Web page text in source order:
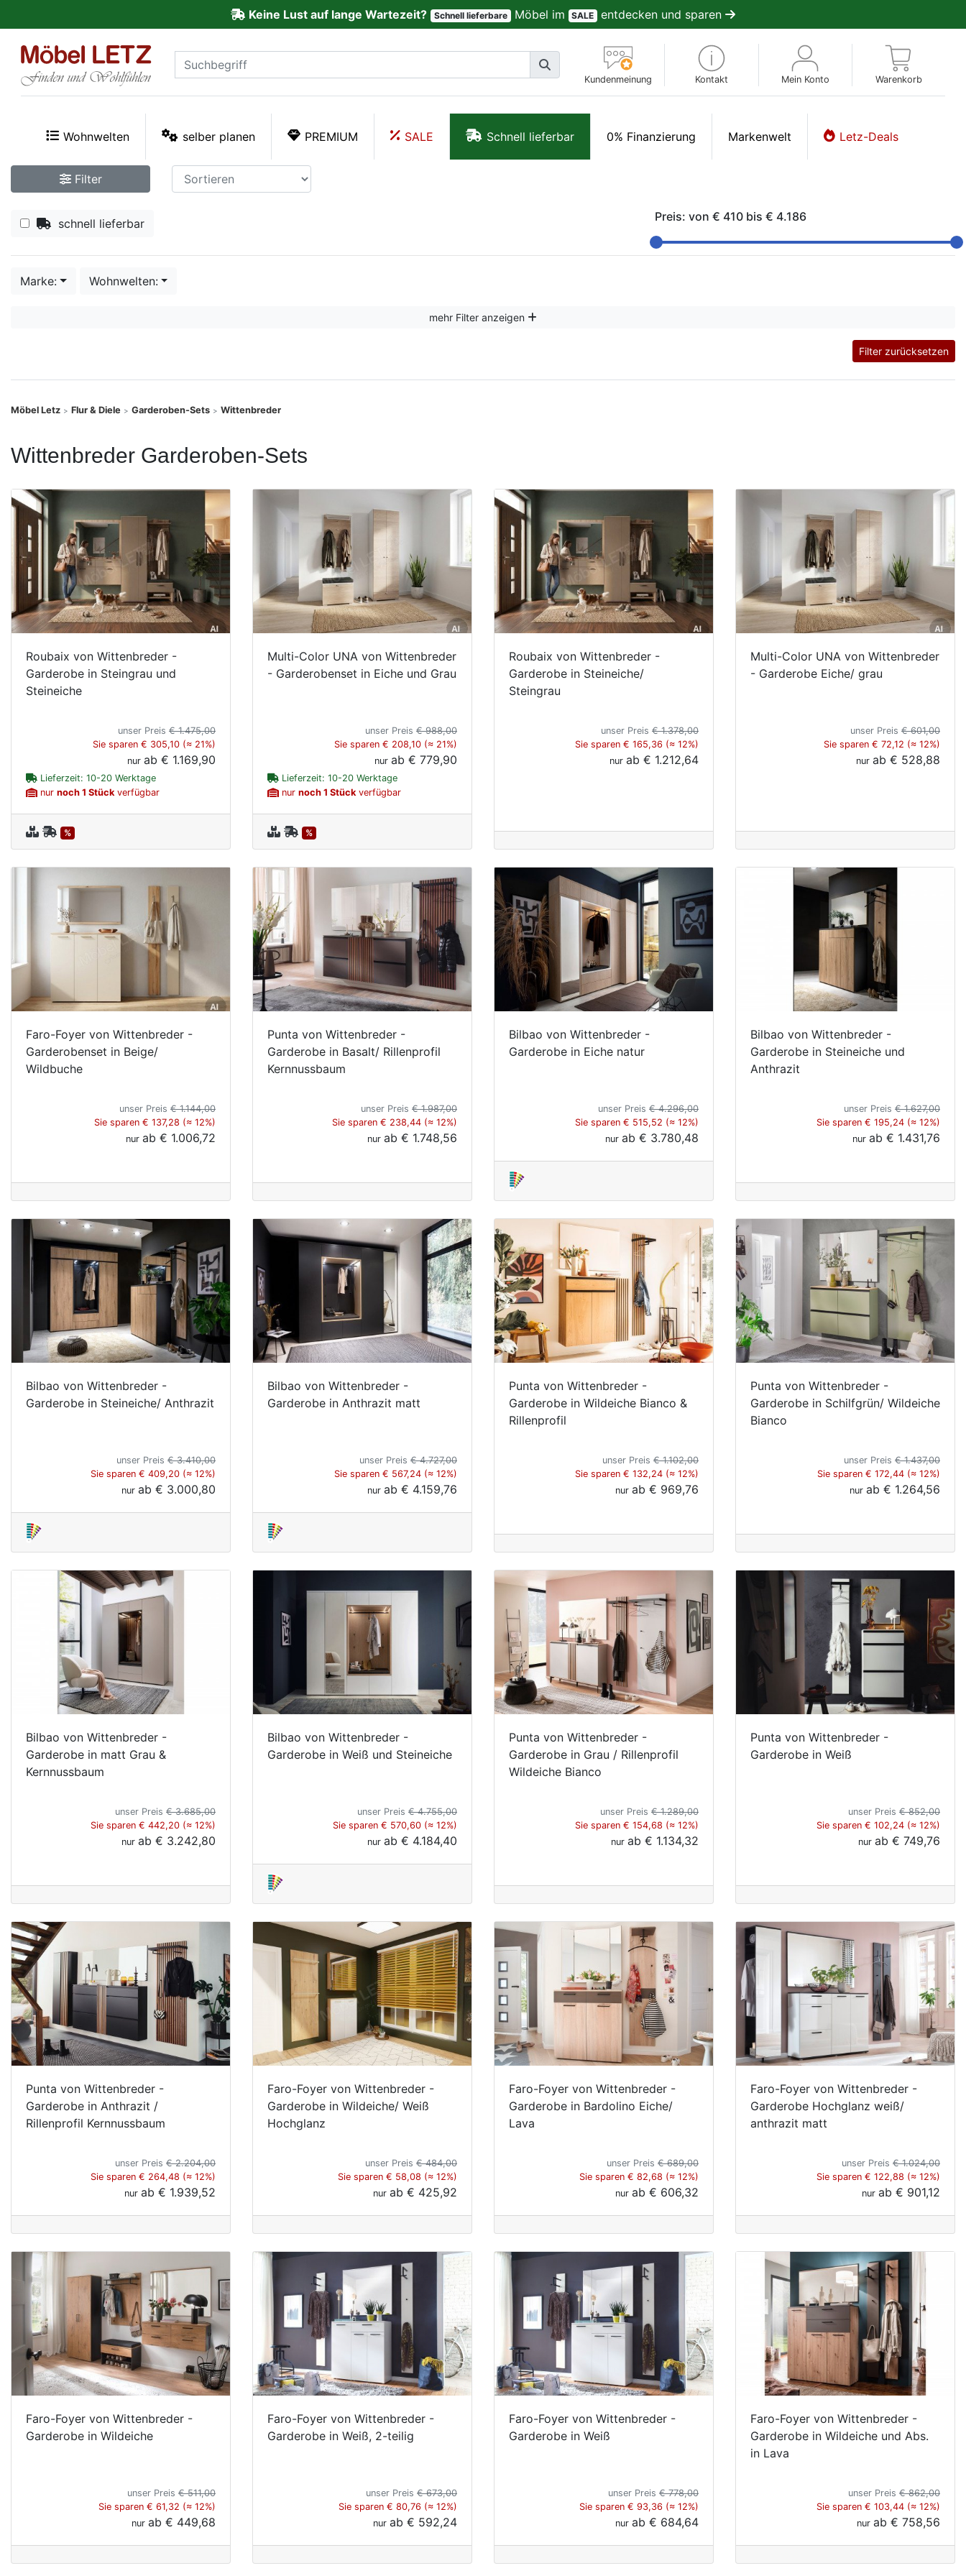
Keine Lust auf lange Wartezeit? Schnell lieferbare Möbel im SALE entdecken und sparen
Kundenmeinung Kontakt Mein Konto Warenkorb
Wohnwelten selber planen PREMIUM SALE Schnell lieferbar 0% Finanzierung Markenwelt Letz-Deals
Filter
schnell lieferbar Preis: von € 410 bis € 4.186
Marke: Wohnwelten:
mehr Filter anzeigen
Filter zurücksetzen
Möbel Letz > Flur & Diele > Garderoben-Sets > Wittenbreder
Wittenbreder Garderoben-Sets
Roubaix von Wittenbreder -
Garderobe in Steingrau und
Steineiche
unser Preis € 1.475,00
Sie sparen € 305,10 (≈ 21%)
nur ab € 1.169,90
Lieferzeit: 10-20 Werktage
nur noch 1 Stück verfügbar
%
Multi-Color UNA von Wittenbreder
- Garderobenset in Eiche und Grau
unser Preis € 988,00
Sie sparen € 208,10 (≈ 21%)
nur ab € 779,90
Lieferzeit: 10-20 Werktage
nur noch 1 Stück verfügbar
%
Roubaix von Wittenbreder -
Garderobe in Steineiche/
Steingrau
unser Preis € 1.378,00
Sie sparen € 165,36 (≈ 12%)
nur ab € 1.212,64
Multi-Color UNA von Wittenbreder
- Garderobe Eiche/ grau
unser Preis € 601,00
Sie sparen € 72,12 (≈ 12%)
nur ab € 528,88
Faro-Foyer von Wittenbreder -
Garderobenset in Beige/
Wildbuche
unser Preis € 1.144,00
Sie sparen € 137,28 (≈ 12%)
nur ab € 1.006,72
Punta von Wittenbreder -
Garderobe in Basalt/ Rillenprofil
Kernnussbaum
unser Preis € 1.987,00
Sie sparen € 238,44 (≈ 12%)
nur ab € 1.748,56
Bilbao von Wittenbreder -
Garderobe in Eiche natur
unser Preis € 4.296,00
Sie sparen € 515,52 (≈ 12%)
nur ab € 3.780,48
Bilbao von Wittenbreder -
Garderobe in Steineiche und
Anthrazit
unser Preis € 1.627,00
Sie sparen € 195,24 (≈ 12%)
nur ab € 1.431,76
Bilbao von Wittenbreder -
Garderobe in Steineiche/ Anthrazit
unser Preis € 3.410,00
Sie sparen € 409,20 (≈ 12%)
nur ab € 3.000,80
Bilbao von Wittenbreder -
Garderobe in Anthrazit matt
unser Preis € 4.727,00
Sie sparen € 567,24 (≈ 12%)
nur ab € 4.159,76
Punta von Wittenbreder -
Garderobe in Wildeiche Bianco &
Rillenprofil
unser Preis € 1.102,00
Sie sparen € 132,24 (≈ 12%)
nur ab € 969,76
Punta von Wittenbreder -
Garderobe in Schilfgrün/ Wildeiche
Bianco
unser Preis € 1.437,00
Sie sparen € 172,44 (≈ 12%)
nur ab € 1.264,56
Bilbao von Wittenbreder -
Garderobe in matt Grau &
Kernnussbaum
unser Preis € 3.685,00
Sie sparen € 442,20 (≈ 12%)
nur ab € 3.242,80
Bilbao von Wittenbreder -
Garderobe in Weiß und Steineiche
unser Preis € 4.755,00
Sie sparen € 570,60 (≈ 12%)
nur ab € 4.184,40
Punta von Wittenbreder -
Garderobe in Grau / Rillenprofil
Wildeiche Bianco
unser Preis € 1.289,00
Sie sparen € 154,68 (≈ 12%)
nur ab € 1.134,32
Punta von Wittenbreder -
Garderobe in Weiß
unser Preis € 852,00
Sie sparen € 102,24 (≈ 12%)
nur ab € 749,76
Punta von Wittenbreder -
Garderobe in Anthrazit /
Rillenprofil Kernnussbaum
unser Preis € 2.204,00
Sie sparen € 264,48 (≈ 12%)
nur ab € 1.939,52
Faro-Foyer von Wittenbreder -
Garderobe in Wildeiche/ Weiß
Hochglanz
unser Preis € 484,00
Sie sparen € 58,08 (≈ 12%)
nur ab € 425,92
Faro-Foyer von Wittenbreder -
Garderobe in Bardolino Eiche/
Lava
unser Preis € 689,00
Sie sparen € 82,68 (≈ 12%)
nur ab € 606,32
Faro-Foyer von Wittenbreder -
Garderobe Hochglanz weiß/
anthrazit matt
unser Preis € 1.024,00
Sie sparen € 122,88 (≈ 12%)
nur ab € 901,12
Faro-Foyer von Wittenbreder -
Garderobe in Wildeiche
unser Preis € 511,00
Sie sparen € 61,32 (≈ 12%)
nur ab € 449,68
Faro-Foyer von Wittenbreder -
Garderobe in Weiß, 2-teilig
unser Preis € 673,00
Sie sparen € 80,76 (≈ 12%)
nur ab € 592,24
Faro-Foyer von Wittenbreder -
Garderobe in Weiß
unser Preis € 778,00
Sie sparen € 93,36 (≈ 12%)
nur ab € 684,64
Faro-Foyer von Wittenbreder -
Garderobe in Wildeiche und Abs.
in Lava
unser Preis € 862,00
Sie sparen € 103,44 (≈ 12%)
nur ab € 758,56
Kundenmeinungen
PREMIUM
Schnell
lieferbar
SALE
Finanzierung
Letz-